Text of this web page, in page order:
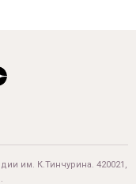
им. К.Тинчурина. 420021,